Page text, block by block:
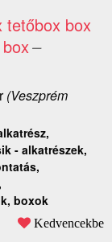
tetőbox box
–
(Veszprém
- alkatrészek,
boxok
Kedvencekbe